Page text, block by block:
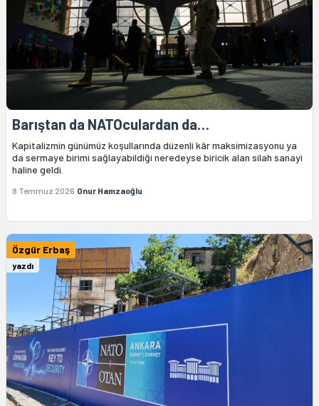
Barıştan da NATOculardan da…
Kapitalizmin günümüz koşullarında düzenli kâr maksimizasyonu ya
da sermaye birimi sağlayabildiği neredeyse biricik alan silah sanayi
haline geldi.
8 Temmuz 2026 Onur Hamzaoğlu
Özgür Erbaş
yazdı